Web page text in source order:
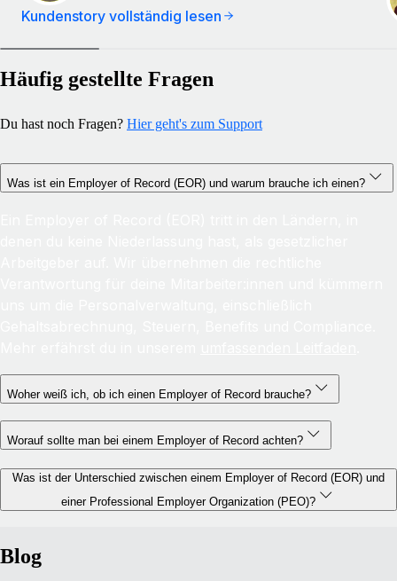
Kundenstory vollständig lesen
Häufig gestellte Fragen
Du hast noch Fragen? Hier geht's zum Support
Was ist ein Employer of Record (EOR) und warum brauche ich einen?
Woher weiß ich, ob ich einen Employer of Record brauche?
Worauf sollte man bei einem Employer of Record achten?
Was ist der Unterschied zwischen einem Employer of Record (EOR) und
einer Professional Employer Organization (PEO)?
Blog